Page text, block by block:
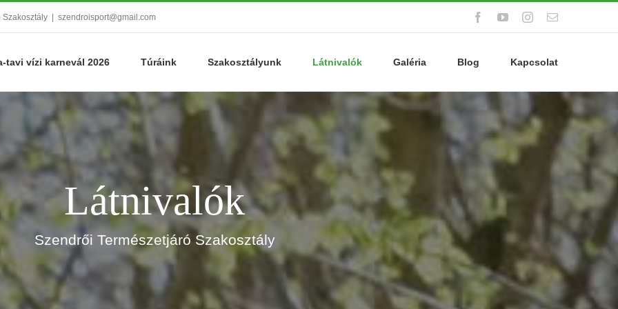
Szakosztály szendroisport@gmail.com FacebookYouTubeInstagramEmail:
tavi vízi karnevál 2026 Túráink Szakosztályunk Látnivalók Galéria Blog Kapcsolat
Látnivalók
Szendrői Természetjáró Szakosztály